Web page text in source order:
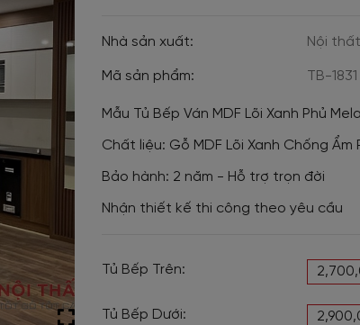
Nhà sản xuất: Nội
Mã sản phẩm: TB-1831
Mẫu Tủ Bếp Ván MDF Lõi Xanh Phủ
Chất liệu: Gỗ MDF Lõi Xanh Chống
Bảo hành: 2 năm - Hỗ trợ trọn đời
Nhận thiết kế thi công theo yêu cầu
Tủ Bếp Trên:
Tủ Bếp Dưới: